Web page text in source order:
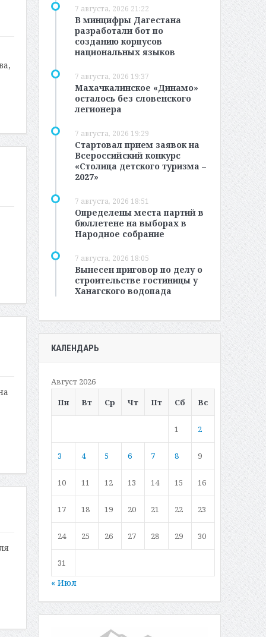
7 августа, 2026 21:22
В минцифры Дагестана
разработали бот по
созданию корпусов
национальных языков
7 августа, 2026 19:37
Махачкалинское «Динамо»
осталось без словенского
легионера
7 августа, 2026 19:29
Стартовал прием заявок на
Всероссийский конкурс
«Столица детского туризма –
2027»
7 августа, 2026 18:51
Определены места партий в
бюллетене на выборах в
Народное собрание
7 августа, 2026 18:05
Вынесен приговор по делу о
строительстве гостиницы у
Ханагского водопада
КАЛЕНДАРЬ
Август 2026
Пн
Вт Ср Чт Пт Сб Вс
1 2
3 4 5 6 7 8 9
10 11 12 13 14 15 16
17 18 19 20 21 22 23
24 25 26 27 28 29 30
31
« Июл